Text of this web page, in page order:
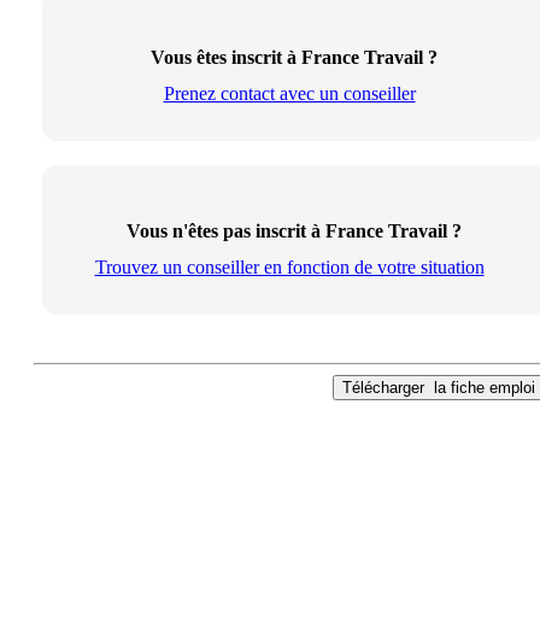
Vous êtes inscrit à France Travail ?
Prenez contact avec un conseiller
Vous n'êtes pas inscrit à France Travail ?
Trouvez un conseiller en fonction de votre situation
Télécharger la fiche emploi